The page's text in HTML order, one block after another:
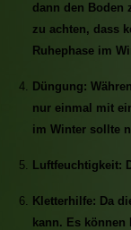
dann den Boden
zu achten, dass
Ruhephase im
Düngung:
nur einmal mit
im Winter sollte
Luftfeuchtigkeit:
Kletterhilfe: Da
kann. Es